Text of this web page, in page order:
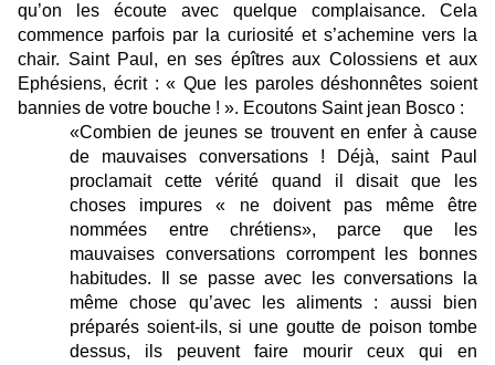
qu’on les écoute avec quelque complaisance. Cela
commence parfois par la curiosité et s’achemine vers la
chair. Saint Paul, en ses épîtres aux Colossiens et aux
Ephésiens, écrit : « Que les paroles déshonnêtes soient
bannies de votre bouche ! ». Ecoutons Saint jean Bosco :
«Combien de jeunes se trouvent en enfer à cause
de mauvaises conversations ! Déjà, saint Paul
proclamait cette vérité quand il disait que les
choses impures « ne doivent pas même être
nommées entre chrétiens», parce que les
mauvaises conversations corrompent les bonnes
habitudes. Il se passe avec les conversations la
même chose qu’avec les aliments : aussi bien
préparés soient-ils, si une goutte de poison tombe
dessus, ils peuvent faire mourir ceux qui en